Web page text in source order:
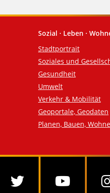
Sozial · Leben ·
Stadtportrait
Soziales und
Gesundheit
Umwelt
Verkehr & Mobilität
Geoportale, Geodaten
Planen, Bauen,